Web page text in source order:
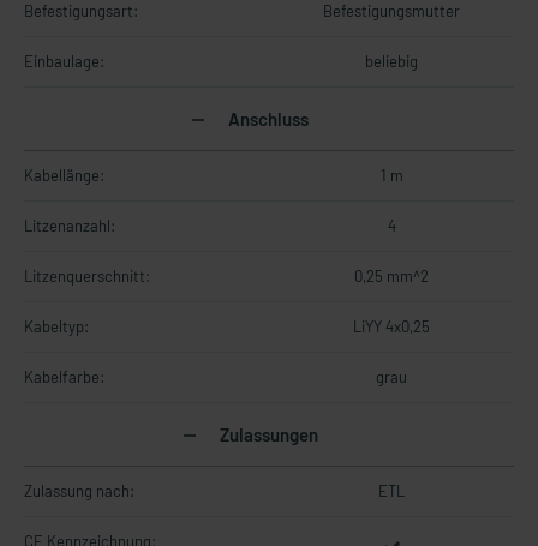
Befestigungsart: Befestigungsmutter
Einbaulage: beliebig
Anschluss
Kabellänge: 1 m
Litzenanzahl: 4
Litzenquerschnitt: 0,25 mm^2
Kabeltyp: LiYY 4x0,25
Kabelfarbe: grau
Zulassungen
Zulassung nach: ETL
CE Kennzeichnung: